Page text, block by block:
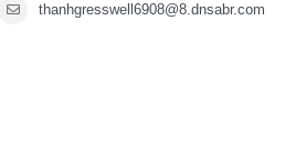
thanhgresswell6908@8.dnsabr.com